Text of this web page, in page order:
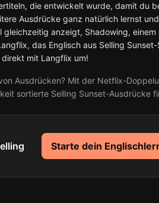
die entwickelt wurde, damit du
Ausdrücke ganz natürlich lernst
anzeigt, Shadowing, einem
das Englisch aus Selling
mit Langflix um!
Ausdrücken? Mit der Netflix-
sortierte Selling Sunset-Ausdrücke
Starte dein